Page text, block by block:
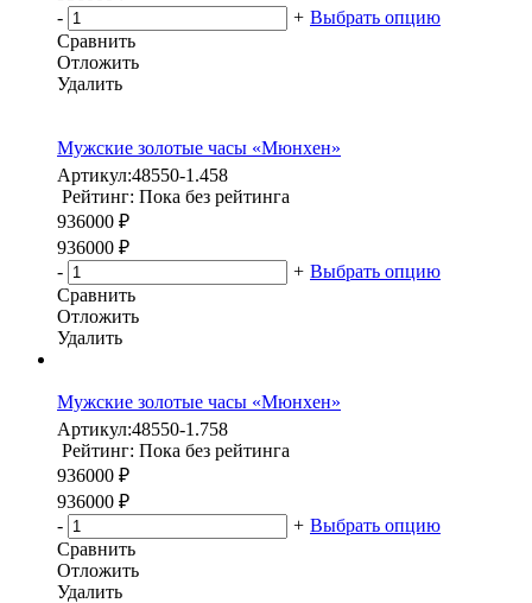
-
+ Выбрать опцию
Сравнить
Отложить
Удалить
Мужские золотые часы «Мюнхен»
Артикул:48550-1.458
Рейтинг: Пока без рейтинга
936000 ₽
936000 ₽
-
+ Выбрать опцию
Сравнить
Отложить
Удалить
Мужские золотые часы «Мюнхен»
Артикул:48550-1.758
Рейтинг: Пока без рейтинга
936000 ₽
936000 ₽
-
+ Выбрать опцию
Сравнить
Отложить
Удалить